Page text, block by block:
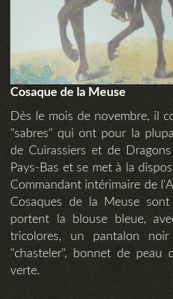
Cosaque de la Meuse
Dès le mois de novembre, il
"sabres" qui ont pour la
de Cuirassiers et de
Pays-Bas et se met à la
Commandant intérimaire de
Cosaques de la Meuse
portent la blouse bleue,
tricolores, un pantalon
"chasteler", bonnet de peau
verte.